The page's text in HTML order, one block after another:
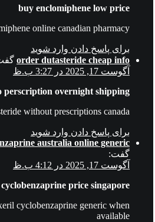
buy enclomiphene low price
online canadian pharmacy
برای پاسخ دادن وارد شوید
order dutasteride cheap info
آگوست 17, 2025 در 3:27 ب.ظ
perscription overnight shipping
without prescriptions canada
برای پاسخ دادن وارد شوید
australia online generic
گفت:
آگوست 17, 2025 در 4:12 ب.ظ
price singapore
cyclobenzaprine generic when
available